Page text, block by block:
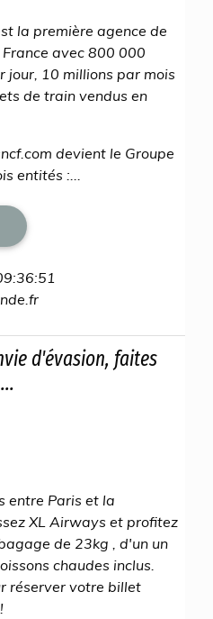
la première agence de
avec 800 000
jour, 10 millions par mois
de train vendus en
devient le Groupe
entités :...
d'évasion, faites
entre Paris et la
XL Airways et profitez
de 23kg , d'un un
chaudes inclus.
réserver votre billet